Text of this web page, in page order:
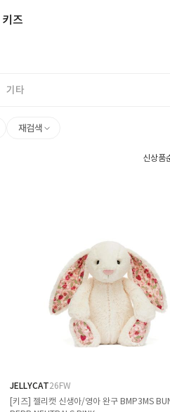
키즈
기타
재검색
신상품
JELLYCAT26FW
[키즈] 젤리캣 신생아/영아 완구 BMP3MS